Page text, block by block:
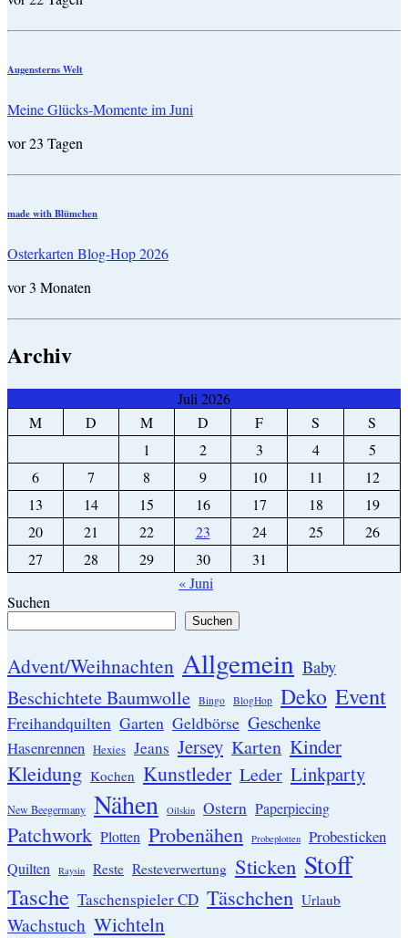
Augensterns Welt
Meine Glücks-Momente im Juni
vor 23 Tagen
made with Blümchen
Osterkarten Blog-Hop 2026
vor 3 Monaten
Archiv
Juli 2026
M
D M D F S
S
1
2 3 4
5
6
7 8 9 10 11
12
13
14 15 16 17 18
19
20
21 22 23 24 25
26
27
28 29 30
31
« Juni
Suchen
Suchen
Advent/Weihnachten Allgemein Baby
Beschichtete Baumwolle Bingo BlogHop Deko Event
Freihandquilten Garten Geldbörse Geschenke
Hasenrennen Hexies Jeans Jersey Karten Kinder
Kleidung Kochen Kunstleder Leder Linkparty
New Beegermany Nähen Oilskin Ostern Paperpiecing
Patchwork Plotten Probenähen Probeplotten Probesticken
Quilten Raysin Reste Resteverwertung Sticken Stoff
Tasche Taschenspieler CD Täschchen Urlaub
Wachstuch Wichteln